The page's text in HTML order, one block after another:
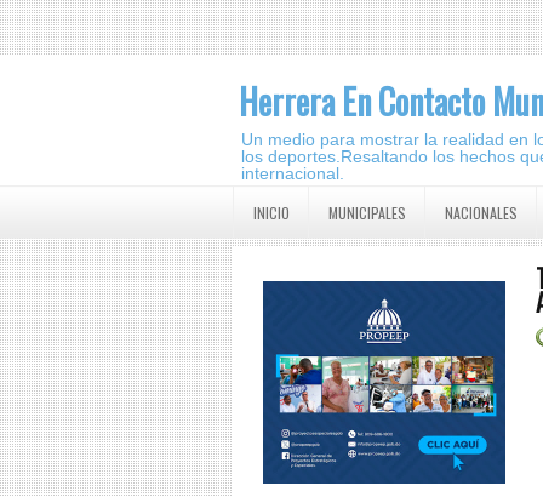
Herrera En Contacto
Un medio para mostrar la realidad en
los deportes.Resaltando los hechos
internacional.
INICIO MUNICIPALES NACIONALES